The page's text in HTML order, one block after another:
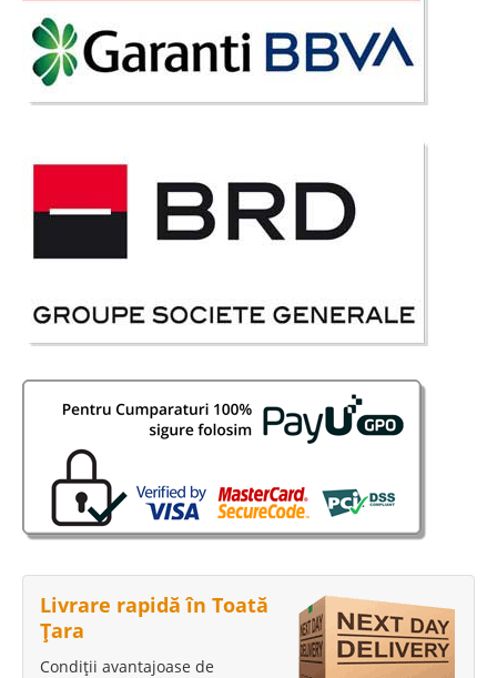
1.192 Lei
Vezi Detalii
Adauga la Favorite
Mobilier pentru sufragerie sau living
dining Novita
Oferta mobilier pentru living dining sau sufragerie nuc inchis ⭐ Pret cu
finisaj lemn nuc inchis potrivita pt. 6 -8 persoane, a..
Compara
Livrare rapidă în Toată
Țara
Condiții avantajoase de